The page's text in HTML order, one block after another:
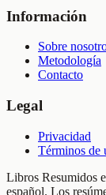
Información
Sobre
Metodología
Contacto
Legal
Privacidad
Términos de
Libros Resumidos
español. Los